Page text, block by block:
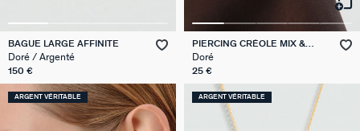
BAGUE LARGE AFFINITE
Doré / Argenté
150 €
PIERCING CRÉOLE MIX &
MATCH
Doré
25 €
ARGENT VÉRITABLE ARGENT VÉRITABLE